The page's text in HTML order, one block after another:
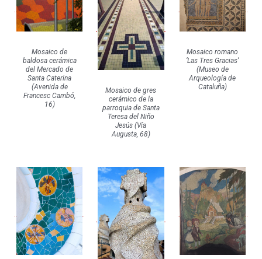
Mosaico de
baldosa cerámica
del Mercado de
Santa Caterina
(Avenida de
Francesc Cambó,
16)
Mosaico de gres
cerámico de la
parroquia de Santa
Teresa del Niño
Jesús (Vía
Augusta, 68)
Mosaico romano
‘Las Tres Gracias’
(Museo de
Arqueología de
Cataluña)